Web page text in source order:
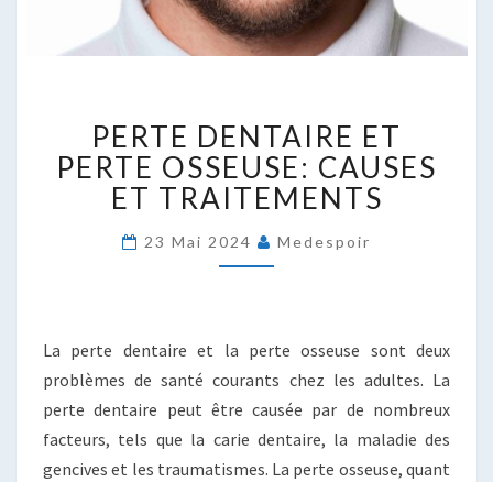
DENTAIRE
ET
PERTE
OSSEUSE:
CAUSES
ET
PERTE DENTAIRE ET
PERTE OSSEUSE: CAUSES
ET TRAITEMENTS
23 Mai 2024 Medespoir
La perte dentaire et la perte osseuse sont deux
problèmes de santé courants chez les adultes. La
perte dentaire peut être causée par de nombreux
facteurs, tels que la carie dentaire, la maladie des
gencives et les traumatismes. La perte osseuse, quant